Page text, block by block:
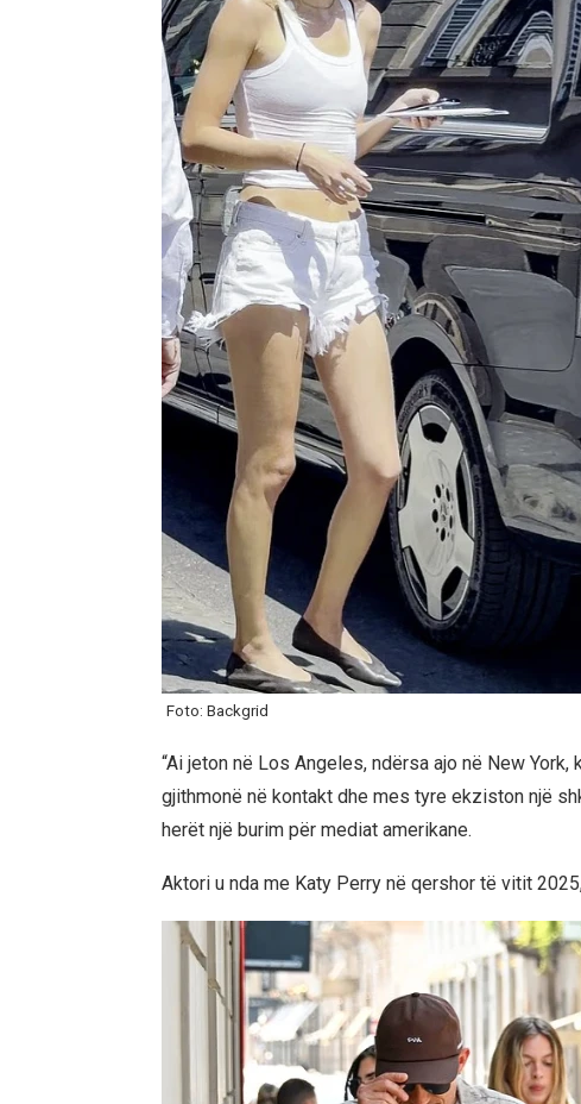
Foto: Backgrid
“Ai jeton në Los Angeles, ndërsa ajo në New
gjithmonë në kontakt dhe mes tyre ekziston një
herët një burim për mediat amerikane.
Aktori u nda me Katy Perry në qershor të vitit